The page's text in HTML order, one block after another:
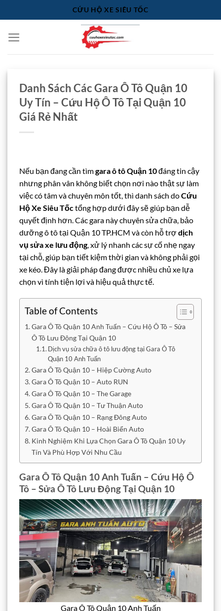
qua
dung
CỨU HỘ XE SIÊU TỐC
Danh Sách Các Gara Ô Tô Quận 10
Uy Tín – Cứu Hộ Ô Tô Tại Quận 10
Giá Rẻ Nhất
Nếu bạn đang cần tìmgara ô tô Quận 10đáng tin cậy
nhưng phân vân không biết chọn nơi nào thật sự làm
việc có tâm và chuyên môn tốt, thì danh sách doCứu
Hộ Xe Siêu Tốctổng hợp dưới đây sẽ giúp bạn dễ
quyết định hơn. Các gara này chuyên sửa chữa, bảo
dưỡng ô tô tại Quận 10 TP.HCM và còn hỗ trợ dịch
vụ sửa xe lưu động, xử lý nhanh các sự cố nhẹ ngay
tại chỗ, giúp bạn tiết kiệm thời gian và không phải gọi
xe kéo. Đây là giải pháp đang được nhiều chủ xe lựa
chọn vì tính tiện lợi và hiệu quả thực tế.
Table of Contents
Gara Ô Tô Quận 10 Anh Tuấn – Cứu Hộ Ô Tô – Sửa
Ô Tô Lưu Động Tại Quận 10
Dịch vụ sửa chữa ô tô lưu động tại Gara Ô Tô
Quận 10 Anh Tuấn
Gara Ô Tô Quận 10 – Hiệp Cường Auto
Gara Ô Tô Quận 10 – Auto RUN
Gara Ô Tô Quận 10 – The Garage
Gara Ô Tô Quận 10 – Tư Thuận Auto
Gara Ô Tô Quận 10 – Rạng Đông Auto
Gara Ô Tô Quận 10 – Hoài Biển Auto
Kinh Nghiệm Khi Lựa Chọn Gara Ô Tô Quận 10 Uy
Tín Và Phù Hợp Với Nhu Cầu
Gara Ô Tô Quận 10 Anh Tuấn – Cứu Hộ Ô
Tô – Sửa Ô Tô Lưu Động Tại Quận 10
Gara Ô Tô Quận 10 Anh Tuấn